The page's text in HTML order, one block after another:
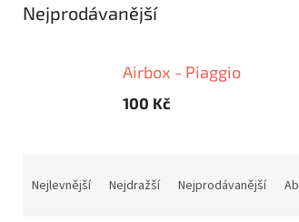
Nejprodávanější
Airbox - Piaggio
100 Kč
Nejlevnější Nejdražší Nejprodávanější